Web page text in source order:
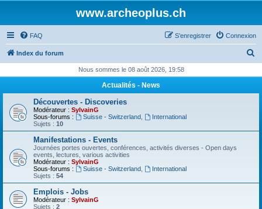
www.archeoplus.ch
FAQ Connexion
S’enregistrer
Index du forum
h
Nous sommes le 08 août 2026, 19:58
Actualités - News
Découvertes - Discoveries
Modérateur : SylvainG
Sous-forums :
Suisse - Switzerland,
International
Sujets : 10
Manifestations - Events
Journées portes ouvertes, conférences, activités diverses - Open days
events, lectures, various activities
Modérateur : SylvainG
Sous-forums :
Suisse - Switzerland,
International
Sujets : 54
Emplois - Jobs
Modérateur : SylvainG
Sujets : 2